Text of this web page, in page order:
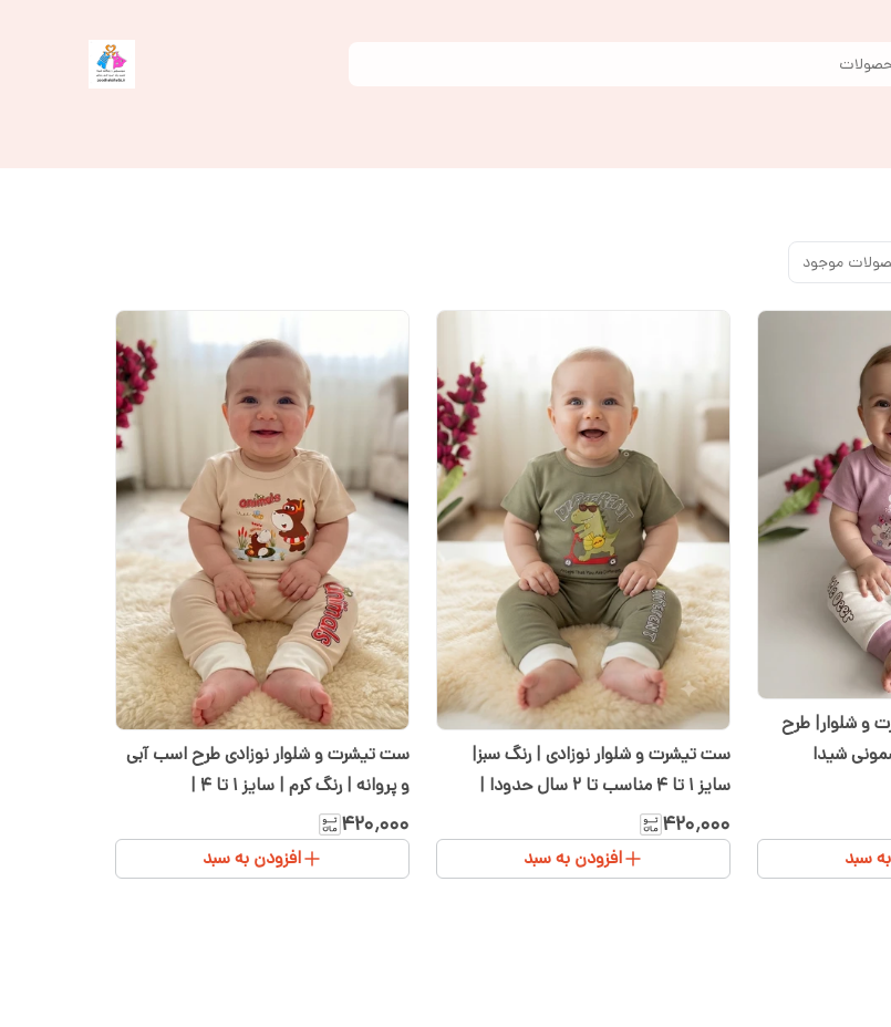
موجود
تیشرت و شلوار| طرح
سبد
ست تیشرت و شلوار نوزادی | رنگ سبز|
سایز ۱ تا ۴ مناسب تا ۲ سال حدودا |
سیسمونی شیدا
۴۲۰٬۰۰۰
افزودن به سبد
ست تیشرت و شلوار نوزادی طرح اسب آبی
و پروانه | رنگ کرم | سایز ۱ تا ۴ |
سیسمونی شیدا
۴۲۰٬۰۰۰
افزودن به سبد